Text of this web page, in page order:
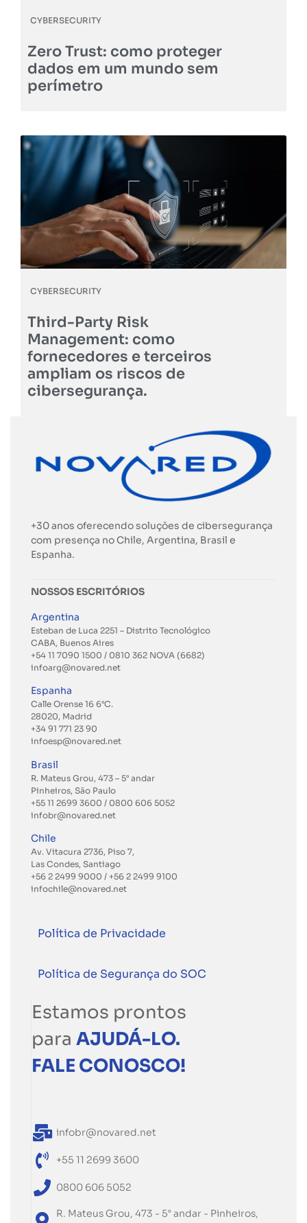
CYBERSECURITY
Zero Trust: como proteger
dados em um mundo sem
perímetro
CYBERSECURITY
Third-Party Risk
Management: como
fornecedores e terceiros
ampliam os riscos de
cibersegurança.
+30 anos oferecendo soluções de cibersegurança
com presença no Chile, Argentina, Brasil e
Espanha.
NOSSOS ESCRITÓRIOS
Argentina
Esteban de Luca 2251 – Distrito Tecnológico
CABA, Buenos Aires
+54 11 7090 1500 / 0810 362 NOVA (6682)
infoarg@novared.net
Espanha
Calle Orense 16 6°C.
28020, Madrid
+34 91 771 23 90
infoesp@novared.net
Brasil
R. Mateus Grou, 473 – 5° andar
Pinheiros, São Paulo
+55 11 2699 3600 / 0800 606 5052
infobr@novared.net
Chile
Av. Vitacura 2736, Piso 7,
Las Condes, Santiago
+56 2 2499 9000 / +56 2 2499 9100
infochile@novared.net
Política de Privacidade
Política de Segurança do SOC
Estamos prontos
para AJUDÁ-LO.
FALE CONOSCO!
infobr@novared.net
+55 11 2699 3600
0800 606 5052
R. Mateus Grou, 473 - 5° andar - Pinheiros,